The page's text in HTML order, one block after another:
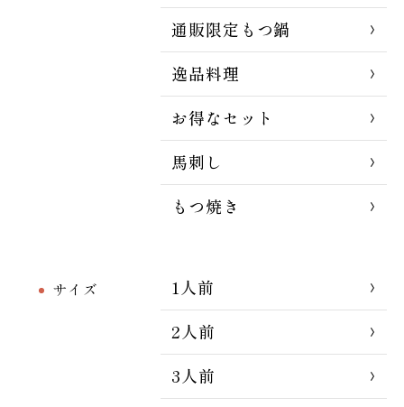
通販限定もつ鍋
逸品料理
お得なセット
馬刺し
もつ焼き
サイズ
1人前
2人前
3人前